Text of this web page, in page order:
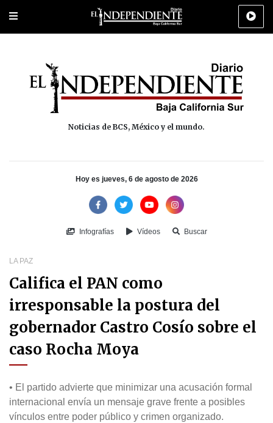
Portada Los Cabos Policiaca Deportes Cultura
Noticias de BCS, México y el mundo.
Hoy es jueves, 6 de agosto de 2026
Infografías Vídeos Buscar
LA PAZ
Califica el PAN como
irresponsable la postura del
gobernador Castro Cosío sobre el
caso Rocha Moya
• El partido advierte que minimizar una acusación formal
internacional envía un mensaje grave frente a posibles
vínculos entre poder público y crimen organizado.